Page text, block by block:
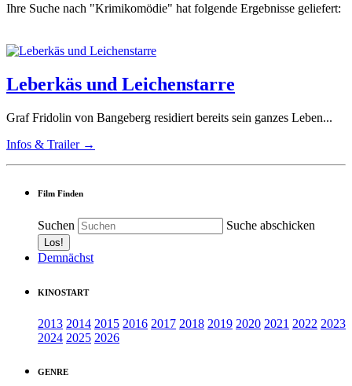
Ihre Suche nach "Krimikomödie" hat folgende Ergebnisse geliefert:
Leberkäs und Leichenstarre
Graf Fridolin von Bangeberg residiert bereits sein ganzes Leben...
Infos & Trailer →
Film Finden
Suchen Suche abschicken
Demnächst
KINOSTART
2013 2014 2015 2016 2017 2018 2019 2020 2021 2022 2023
2024 2025 2026
GENRE